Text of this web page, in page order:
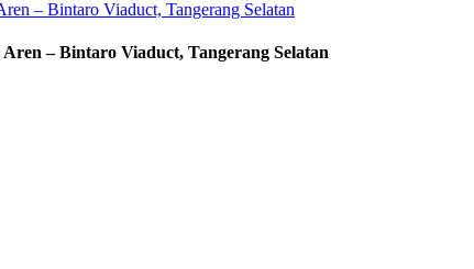
– Bintaro Viaduct, Tangerang Selatan